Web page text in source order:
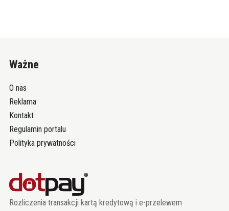
Ważne
O nas
Reklama
Kontakt
Regulamin portalu
Polityka prywatności
Rozliczenia transakcji kartą kredytową i e-przelewem